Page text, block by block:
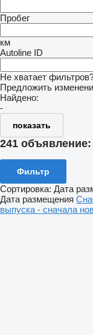
Пробег
км
Autoline ID
Не хватает
Предложить
Найдено:
-
показать
241 объявление:
Фильтр
Сортировка: Дата
Дата размещения
выпуска - сначала